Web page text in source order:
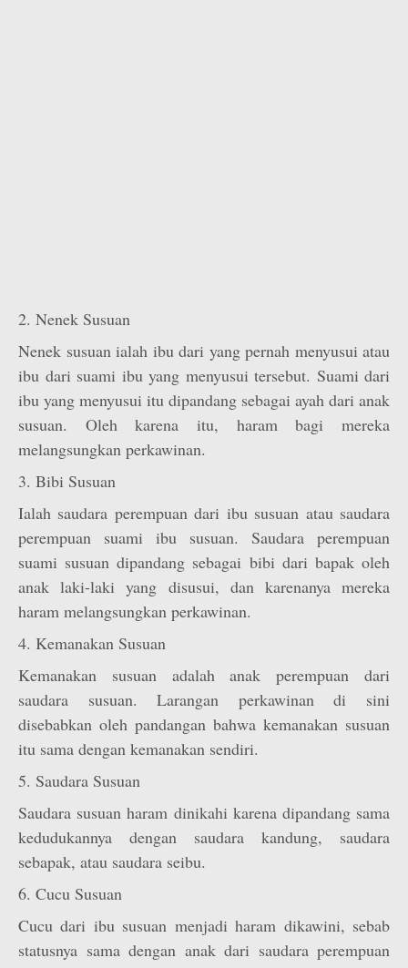
2. Nenek Susuan
Nenek susuan ialah ibu dari yang pernah menyusui atau
ibu dari suami ibu yang menyusui tersebut. Suami dari
ibu yang menyusui itu dipandang sebagai ayah dari anak
susuan. Oleh karena itu, haram bagi mereka
melangsungkan perkawinan.
3. Bibi Susuan
Ialah saudara perempuan dari ibu susuan atau saudara
perempuan suami ibu susuan. Saudara perempuan
suami susuan dipandang sebagai bibi dari bapak oleh
anak laki-laki yang disusui, dan karenanya mereka
haram melangsungkan perkawinan.
4. Kemanakan Susuan
Kemanakan susuan adalah anak perempuan dari
saudara susuan. Larangan perkawinan di sini
disebabkan oleh pandangan bahwa kemanakan susuan
itu sama dengan kemanakan sendiri.
5. Saudara Susuan
Saudara susuan haram dinikahi karena dipandang sama
kedudukannya dengan saudara kandung, saudara
sebapak, atau saudara seibu.
6. Cucu Susuan
Cucu dari ibu susuan menjadi haram dikawini, sebab
statusnya sama dengan anak dari saudara perempuan